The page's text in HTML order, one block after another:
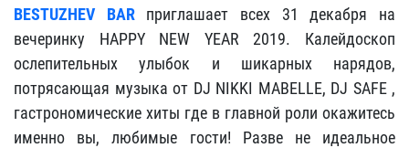
BESTUZHEV BARприглашает всех 31 декабря на
вечеринку HAPPY NEW YEAR 2019. Калейдоскоп
ослепительных улыбок и шикарных нарядов,
потрясающая музыка от DJ NIKKI MABELLE, DJ SAFE ,
гастрономические хиты где в главной роли окажитесь
именно вы, любимые гости! Разве не идеальное